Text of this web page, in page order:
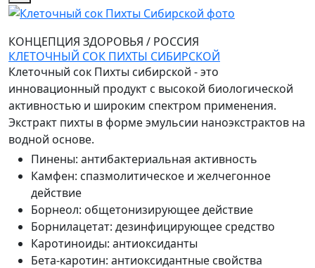
КОНЦЕПЦИЯ ЗДОРОВЬЯ / РОССИЯ
КЛЕТОЧНЫЙ СОК ПИХТЫ СИБИРСКОЙ
Клеточный сок Пихты сибирской - это
инновационный продукт с высокой биологической
активностью и широким спектром применения.
Экстракт пихты в форме эмульсии наноэкстрактов на
водной основе.
Пинены: антибактериальная активность
Камфен: спазмолитическое и желчегонное
действие
Борнеол: общетонизирующее действие
Борнилацетат: дезинфицирующее средство
Каротиноиды: антиоксиданты
Бета-каротин: антиоксидантные свойства